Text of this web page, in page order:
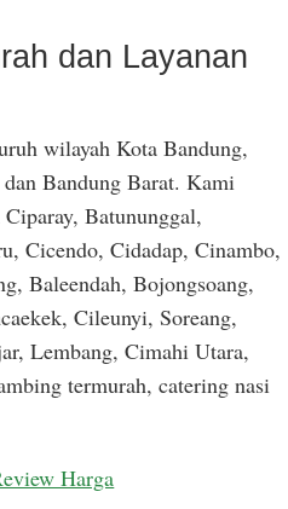
dan Layanan
wilayah Kota Bandung,
Bandung Barat. Kami
Batununggal,
Cicendo, Cidadap, Cinambo,
Baleendah, Bojongsoang,
Cileunyi, Soreang,
Lembang, Cimahi Utara,
termurah, catering nasi
Harga